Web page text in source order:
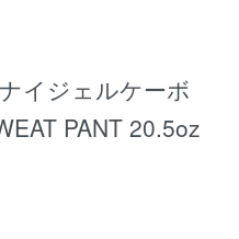
イジェルケーボ
PANT 20.5oz